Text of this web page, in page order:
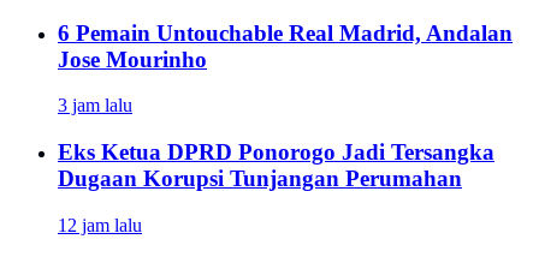
6 Pemain Untouchable Real Madrid, Andalan
Jose Mourinho
3 jam lalu
Eks Ketua DPRD Ponorogo Jadi Tersangka
Dugaan Korupsi Tunjangan Perumahan
12 jam lalu